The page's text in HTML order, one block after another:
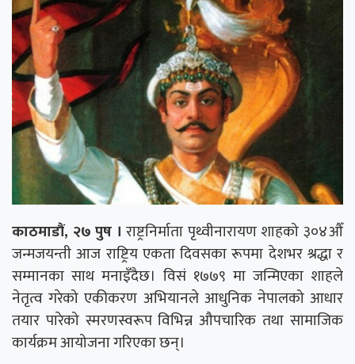
काठमाडौं, २७ पुष । राष्ट्रनिर्माता पृथ्वीनारायण शाहको ३०४औँ
जन्मजयन्ती आज राष्ट्रिय एकता दिवसका रूपमा देशभर श्रद्धा र
सम्मानका साथ मनाइँदैछ। विसं १७७९ मा जन्मिएका शाहले
नेतृत्व गरेको एकीकरण अभियानले आधुनिक नेपालको आधार
तयार पारेको स्मरणस्वरूप विभिन्न औपचारिक तथा सामाजिक
कार्यक्रम आयोजना गरिएका छन्।